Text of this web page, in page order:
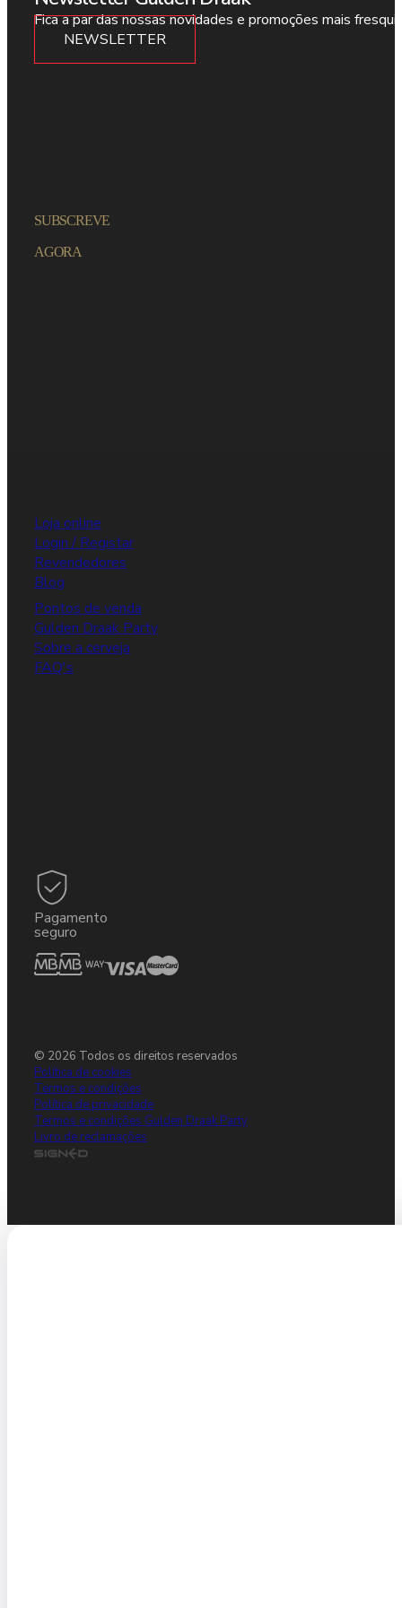
Fica a par das nossas novidades e promoções mais
NEWSLETTER
SUBSCREVE
AGORA
Loja online
Login / Registar
Revendedores
Blog
Pontos de venda
Gulden Draak Party
Sobre a cerveja
FAQ's
Pagamento
seguro
© 2026 Todos os direitos reservados
Política de cookies
Termos e condições
Política de privacidade
Termos e condições Gulden Draak Party
Livro de reclamações